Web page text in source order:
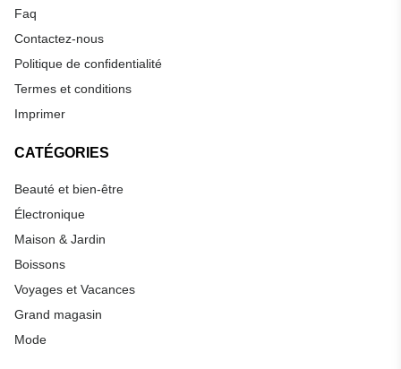
Faq
Contactez-nous
Politique de confidentialité
Termes et conditions
Imprimer
CATÉGORIES
Beauté et bien-être
Électronique
Maison & Jardin
Boissons
Voyages et Vacances
Grand magasin
Mode